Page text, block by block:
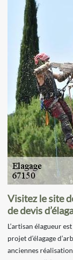
Visitez le site
de devis
L’artisan élagueur
projet d’élagage
anciennes